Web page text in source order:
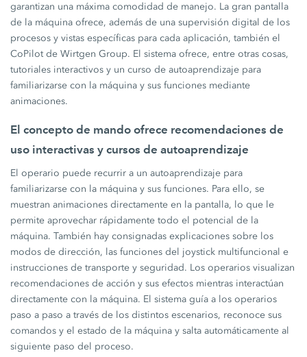
garantizan una máxima comodidad de manejo. La gran pantalla
de la máquina ofrece, además de una supervisión digital de los
procesos y vistas específicas para cada aplicación, también el
CoPilot de Wirtgen Group. El sistema ofrece, entre otras cosas,
tutoriales interactivos y un curso de autoaprendizaje para
familiarizarse con la máquina y sus funciones mediante
animaciones.
El concepto de mando ofrece recomendaciones de
uso interactivas y cursos de autoaprendizaje
El operario puede recurrir a un autoaprendizaje para
familiarizarse con la máquina y sus funciones. Para ello, se
muestran animaciones directamente en la pantalla, lo que le
permite aprovechar rápidamente todo el potencial de la
máquina. También hay consignadas explicaciones sobre los
modos de dirección, las funciones del joystick multifuncional e
instrucciones de transporte y seguridad. Los operarios visualizan
recomendaciones de acción y sus efectos mientras interactúan
directamente con la máquina. El sistema guía a los operarios
paso a paso a través de los distintos escenarios, reconoce sus
comandos y el estado de la máquina y salta automáticamente al
siguiente paso del proceso.